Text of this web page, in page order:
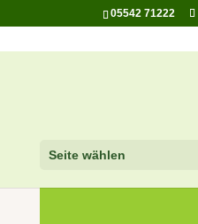
05542 71222
Seite wählen